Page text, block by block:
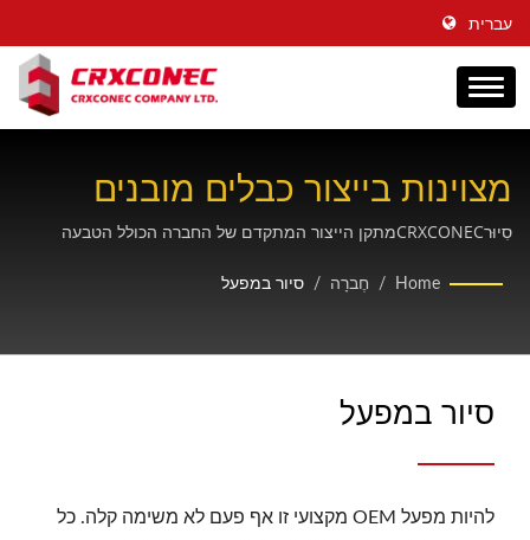
עברית
מצוינות בייצור כבלים מובנים
מקצועי של יצרני ציוד מקורי
סִיוּרCRXCONECמתקן הייצור המתקדם של החברה הכולל הטבעה
בקרת איכות מקיפות.
Home
/ חֶברָה / סיור במפעל
סיור במפעל
להיות מפעל OEM מקצועי זו אף פעם לא משימה קלה. כל